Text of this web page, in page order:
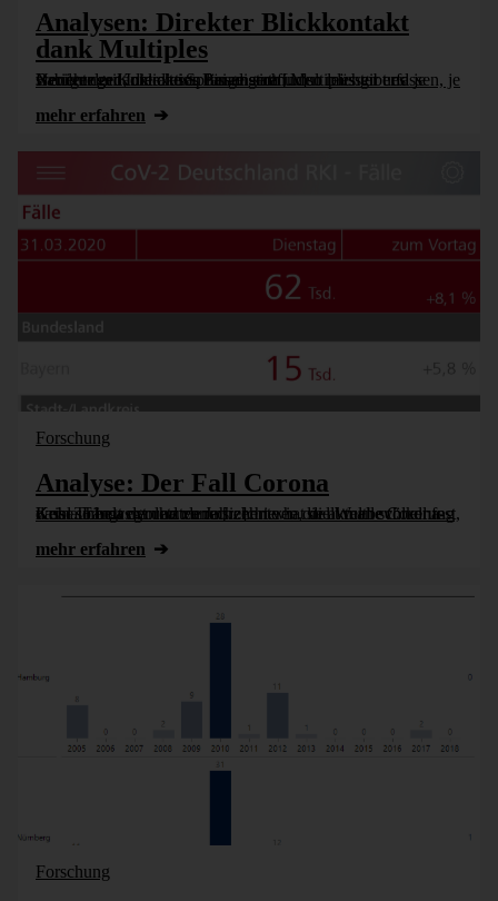
Analysen: Direkter Blickkontakt
dank Multiples
Berichte mit Interaktion lassen sich umso leichter erfassen, je weniger gedankliche Sprünge stattfinden müssen und je stabiler der Kontext ist. Bei unseren Multiples gibt es Neuerungen, die dieses Paradigma [...]
mehr erfahren
Forschung
Analyse: Der Fall Corona
Kein Thema der letzten Jahrzehnte hat die Weltbevölkerung wohl so bewegt und verunsichert wie die aktuelle Corona-Krise. Fängt man an zu recherchieren, stellt man schnell fest, dass auch das vorhandene [...]
mehr erfahren
Forschung